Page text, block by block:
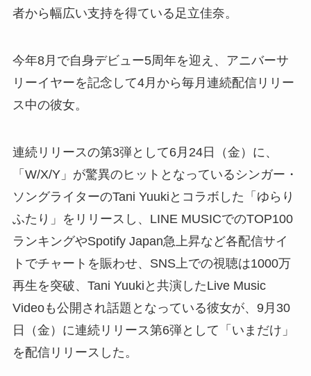
者から幅広い支持を得ている足立佳奈。
今年8月で自身デビュー5周年を迎え、アニバーサ
リーイヤーを記念して4月から毎月連続配信リリー
ス中の彼女。
連続リリースの第3弾として6月24日（金）に、
「W/X/Y」が驚異のヒットとなっているシンガー・
ソングライターのTani Yuukiとコラボした「ゆらり
ふたり」をリリースし、LINE MUSICでのTOP100
ランキングやSpotify Japan急上昇など各配信サイ
トでチャートを賑わせ、SNS上での視聴は1000万
再生を突破、Tani Yuukiと共演したLive Music
Videoも公開され話題となっている彼女が、9月30
日（金）に連続リリース第6弾として「いまだけ」
を配信リリースした。